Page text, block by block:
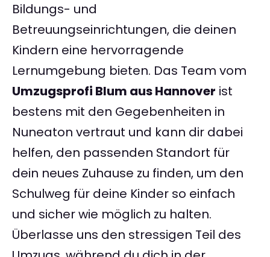
Bildungs- und
Betreuungseinrichtungen, die deinen
Kindern eine hervorragende
Lernumgebung bieten. Das Team vom
Umzugsprofi Blum aus Hannover ist
bestens mit den Gegebenheiten in
Nuneaton vertraut und kann dir dabei
helfen, den passenden Standort für
dein neues Zuhause zu finden, um den
Schulweg für deine Kinder so einfach
und sicher wie möglich zu halten.
Überlasse uns den stressigen Teil des